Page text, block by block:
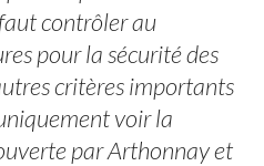
contrôler au
pour la sécurité des
critères importants
voir la
par Arthonnay et